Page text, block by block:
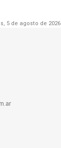
5 de agosto de 2026